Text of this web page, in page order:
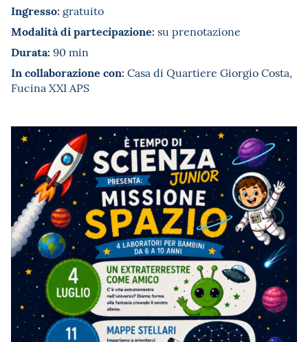
Ingresso: gratuito
Modalità di partecipazione: su prenotazione
Durata: 90 min
In collaborazione con: Casa di Quartiere Giorgio Costa,
Fucina XXI APS